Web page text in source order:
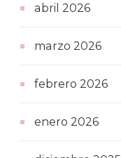
abril 2026
marzo 2026
febrero 2026
enero 2026